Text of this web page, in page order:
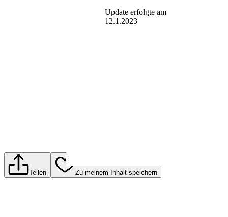
Update erfolgte am
12.1.2023
Teilen Zu meinem Inhalt speichern